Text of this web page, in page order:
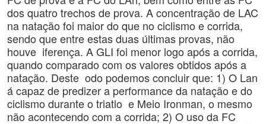
dos quatro trechos de prova. A concentração de LAC
na natação foi maior do que no ciclismo e corrida,
sendo que entre estas duas últimas provas, não
houve iferença. A GLI foi menor logo após a corrida,
quando comparado com os valores obtidos após a
natação. Deste odo podemos concluir que: 1) O Lan
á capaz de predizer a performance da natação e do
ciclismo durante o triatlo e Meio Ironman, o mesmo
não acontecendo com a corrida; 2) O uso da FC